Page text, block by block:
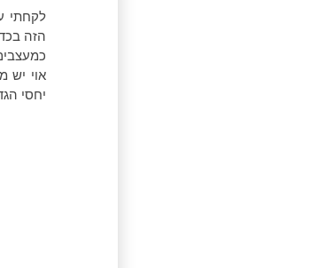
לקחתי
הזה
אוי יש
יחסי